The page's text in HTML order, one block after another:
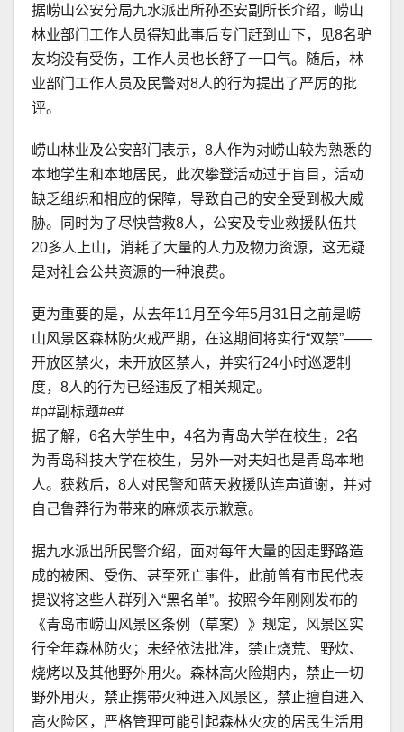
据崂山公安分局九水派出所孙丕安副所长介绍，崂山
林业部门工作人员得知此事后专门赶到山下，见8名驴
友均没有受伤，工作人员也长舒了一口气。随后，林
业部门工作人员及民警对8人的行为提出了严厉的批
评。
崂山林业及公安部门表示，8人作为对崂山较为熟悉的
本地学生和本地居民，此次攀登活动过于盲目，活动
缺乏组织和相应的保障，导致自己的安全受到极大威
胁。同时为了尽快营救8人，公安及专业救援队伍共
20多人上山，消耗了大量的人力及物力资源，这无疑
是对社会公共资源的一种浪费。
更为重要的是，从去年11月至今年5月31日之前是崂
山风景区森林防火戒严期，在这期间将实行“双禁”——
开放区禁火，未开放区禁人，并实行24小时巡逻制
度，8人的行为已经违反了相关规定。
#p#副标题#e#
据了解，6名大学生中，4名为青岛大学在校生，2名
为青岛科技大学在校生，另外一对夫妇也是青岛本地
人。获救后，8人对民警和蓝天救援队连声道谢，并对
自己鲁莽行为带来的麻烦表示歉意。
据九水派出所民警介绍，面对每年大量的因走野路造
成的被困、受伤、甚至死亡事件，此前曾有市民代表
提议将这些人群列入“黑名单”。按照今年刚刚发布的
《青岛市崂山风景区条例（草案）》规定，风景区实
行全年森林防火；未经依法批准，禁止烧荒、野炊、
烧烤以及其他野外用火。森林高火险期内，禁止一切
野外用火，禁止携带火种进入风景区，禁止擅自进入
高火险区，严格管理可能引起森林火灾的居民生活用